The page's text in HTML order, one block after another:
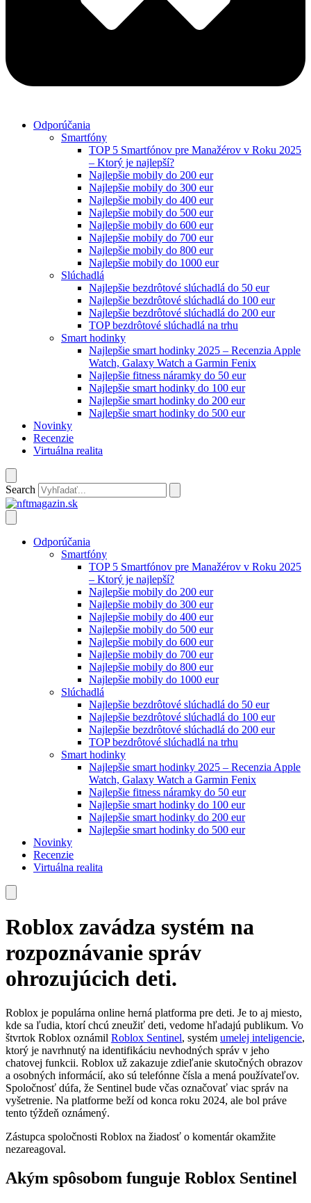
Odporúčania
Smartfóny
TOP 5 Smartfónov pre Manažérov v Roku 2025
– Ktorý je najlepší?
Najlepšie mobily do 200 eur
Najlepšie mobily do 300 eur
Najlepšie mobily do 400 eur
Najlepšie mobily do 500 eur
Najlepšie mobily do 600 eur
Najlepšie mobily do 700 eur
Najlepšie mobily do 800 eur
Najlepšie mobily do 1000 eur
Slúchadlá
Najlepšie bezdrôtové slúchadlá do 50 eur
Najlepšie bezdrôtové slúchadlá do 100 eur
Najlepšie bezdrôtové slúchadlá do 200 eur
TOP bezdrôtové slúchadlá na trhu
Smart hodinky
Najlepšie smart hodinky 2025 – Recenzia Apple
Watch, Galaxy Watch a Garmin Fenix
Najlepšie fitness náramky do 50 eur
Najlepšie smart hodinky do 100 eur
Najlepšie smart hodinky do 200 eur
Najlepšie smart hodinky do 500 eur
Novinky
Recenzie
Virtuálna realita
Search
Odporúčania
Smartfóny
TOP 5 Smartfónov pre Manažérov v Roku 2025
– Ktorý je najlepší?
Najlepšie mobily do 200 eur
Najlepšie mobily do 300 eur
Najlepšie mobily do 400 eur
Najlepšie mobily do 500 eur
Najlepšie mobily do 600 eur
Najlepšie mobily do 700 eur
Najlepšie mobily do 800 eur
Najlepšie mobily do 1000 eur
Slúchadlá
Najlepšie bezdrôtové slúchadlá do 50 eur
Najlepšie bezdrôtové slúchadlá do 100 eur
Najlepšie bezdrôtové slúchadlá do 200 eur
TOP bezdrôtové slúchadlá na trhu
Smart hodinky
Najlepšie smart hodinky 2025 – Recenzia Apple
Watch, Galaxy Watch a Garmin Fenix
Najlepšie fitness náramky do 50 eur
Najlepšie smart hodinky do 100 eur
Najlepšie smart hodinky do 200 eur
Najlepšie smart hodinky do 500 eur
Novinky
Recenzie
Virtuálna realita
Roblox zavádza systém na
rozpoznávanie správ
ohrozujúcich deti.
Roblox je populárna online herná platforma pre deti. Je to aj miesto,
kde sa ľudia, ktorí chcú zneužiť deti, vedome hľadajú publikum. Vo
štvrtok Roblox oznámil Roblox Sentinel, systém umelej inteligencie,
ktorý je navrhnutý na identifikáciu nevhodných správ v jeho
chatovej funkcii. Roblox už zakazuje zdieľanie skutočných obrazov
a osobných informácií, ako sú telefónne čísla a mená používateľov.
Spoločnosť dúfa, že Sentinel bude včas označovať viac správ na
vyšetrenie. Na platforme beží od konca roku 2024, ale bol práve
tento týždeň oznámený.
Zástupca spoločnosti Roblox na žiadosť o komentár okamžite
nezareagoval.
Akým spôsobom funguje Roblox Sentinel